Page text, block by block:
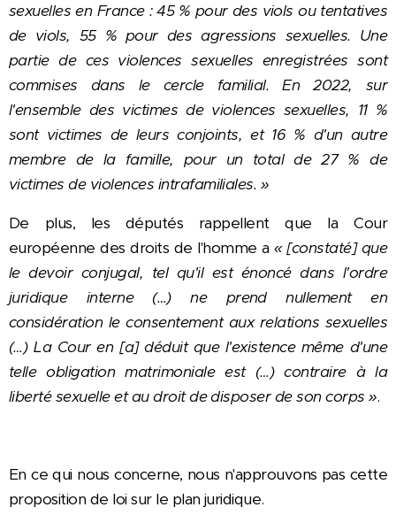
sexuelles en France : 45 % pour des viols ou tentatives
de viols, 55 % pour des agressions sexuelles. Une
partie de ces violences sexuelles enregistrées sont
commises dans le cercle familial. En 2022, sur
l'ensemble des victimes de violences sexuelles, 11 %
sont victimes de leurs conjoints, et 16 % d'un autre
membre de la famille, pour un total de 27 % de
victimes de violences intrafamiliales. »
De plus, les députés rappellent que la Cour
européenne des droits de l'homme a« [constaté] que
le devoir conjugal, tel qu'il est énoncé dans l'ordre
juridique interne (…) ne prend nullement en
considération le consentement aux relations sexuelles
(…) La Cour en [a] déduit que l'existence même d'une
telle obligation matrimoniale est (…) contraire à la
liberté sexuelle et au droit de disposer de son corps ».
En ce qui nous concerne, nous n'approuvons pas cette
proposition de loi sur le plan juridique.